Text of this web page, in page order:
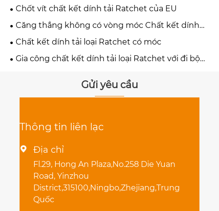
Chốt vít chất kết dính tải Ratchet của EU
Căng thẳng không có vòng móc Chất kết dính
tải Ratchet
Chất kết dính tải loại Ratchet có móc
Gia công chất kết dính tải loại Ratchet với đi bộ
Gửi yêu cầu
Thông tin liên lạc
 Địa chỉ
Fl.29, Hong An Plaza,No.258 Die Yuan
Road, Yinzhou
District,315100,Ningbo,Zhejiang,Trung
Quốc